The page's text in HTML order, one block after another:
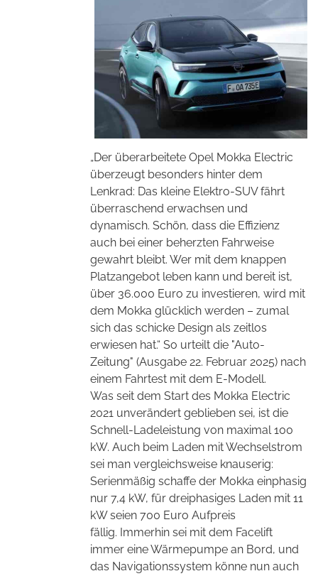
„Der überarbeitete Opel Mokka Electric
überzeugt besonders hinter dem
Lenkrad: Das kleine Elektro-SUV fährt
überraschend erwachsen und
dynamisch. Schön, dass die Effizienz
auch bei einer beherzten Fahrweise
gewahrt bleibt. Wer mit dem knappen
Platzangebot leben kann und bereit ist,
über 36.000 Euro zu investieren, wird mit
dem Mokka glücklich werden – zumal
sich das schicke Design als zeitlos
erwiesen hat.“ So urteilt die "Auto-
Zeitung" (Ausgabe 22. Februar 2025) nach
einem Fahrtest mit dem E-Modell.
Was seit dem Start des Mokka Electric
2021 unverändert geblieben sei, ist die
Schnell-Ladeleistung von maximal 100
kW. Auch beim Laden mit Wechselstrom
sei man vergleichsweise knauserig:
Serienmäßig schaffe der Mokka einphasig
nur 7,4 kW, für dreiphasiges Laden mit 11
kW seien 700 Euro Aufpreis
fällig. Immerhin sei mit dem Facelift
immer eine Wärmepumpe an Bord, und
das Navigationssystem könne nun auch